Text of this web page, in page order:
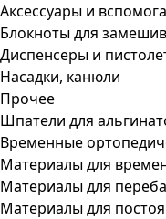
Аксессуары и
Блокноты для
Диспенсеры и
Насадки, канюли
Прочее
Шпатели для
Временные
Материалы для
Материалы для
Материалы для